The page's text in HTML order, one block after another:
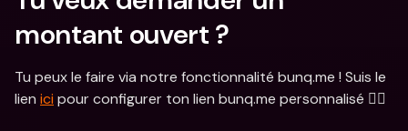
montant ouvert ?
Tu peux le faire via notre fonctionnalité bunq.me ! Suis le
lien ici pour configurer ton lien bunq.me personnalisé 🏃‍♀️